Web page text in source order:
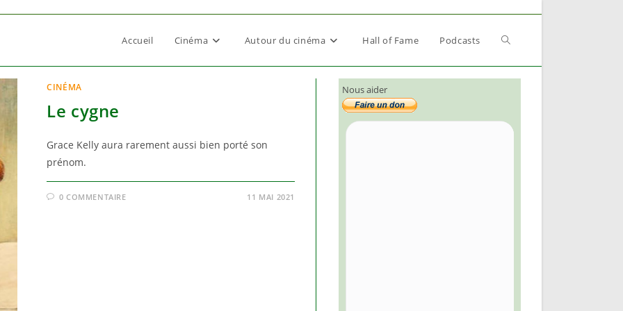
Accueil Cinéma Autour du cinéma Hall of Fame Podcasts Toggle
CINÉMA
Le cygne
Grace Kelly aura rarement aussi bien porté son
prénom.
0 COMMENTAIRE 11 MAI 2021
Nous aider